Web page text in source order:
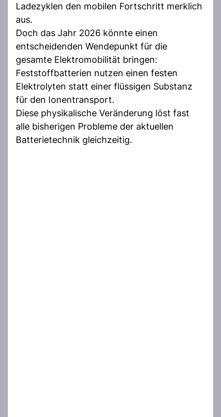
Ladezyklen den mobilen Fortschritt merklich
aus.
Doch das Jahr 2026 könnte einen
entscheidenden Wendepunkt für die
gesamte Elektromobilität bringen:
Feststoffbatterien nutzen einen festen
Elektrolyten statt einer flüssigen Substanz
für den Ionentransport.
Diese physikalische Veränderung löst fast
alle bisherigen Probleme der aktuellen
Batterietechnik gleichzeitig.